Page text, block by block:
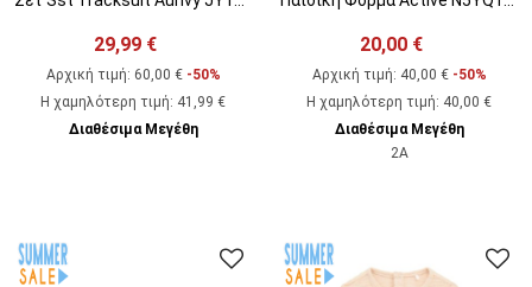
29,99 €
Αρχική τιμή: 60,00 € -50%
Η χαμηλότερη τιμή: 41,99 €
Διαθέσιμα Μεγέθη
20,00 €
Αρχική τιμή: 40,00 € -50%
Η χαμηλότερη τιμή: 40,00 €
Διαθέσιμα Μεγέθη
2A